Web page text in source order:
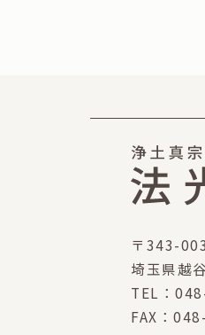
〒343-
埼玉県越
TEL：
FAX：